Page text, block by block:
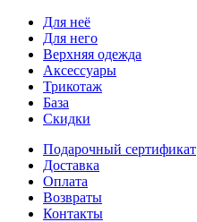
Для неё
Для него
Верхняя одежда
Аксессуары
Трикотаж
База
Скидки
Подарочный сертификат
Доставка
Оплата
Возвраты
Контакты